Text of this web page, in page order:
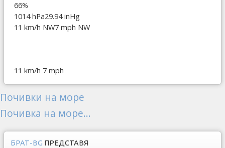
66%
1014 hPa29.94 inHg
11 km/h NW7 mph NW
11 km/h 7 mph
Почивки на море
Почивка на море...
БРАТ-BG ПРЕДСТАВЯ